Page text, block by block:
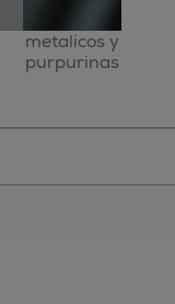
metalicos y
purpurinas